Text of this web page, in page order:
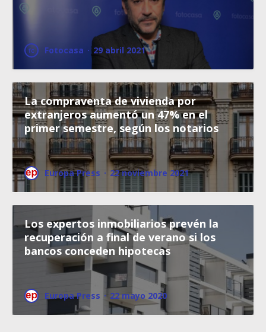
Fotocasa · 29 abril 2021
La compraventa de vivienda por
extranjeros aumentó un 47% en el
primer semestre, según los notarios
Europa Press · 22 noviembre 2021
Los expertos inmobiliarios prevén la
recuperación a final de verano si los
bancos conceden hipotecas
Europa Press · 22 mayo 2020